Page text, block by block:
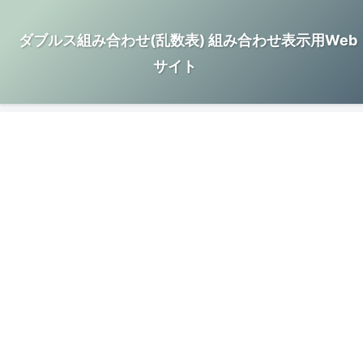
ダブルス組み合わせ(乱数表) 組み合わせ表示用Web
サイト